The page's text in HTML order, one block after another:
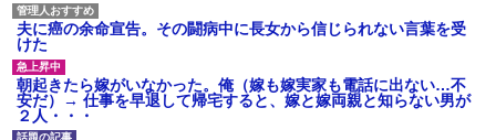
夫に癌の余命宣告。その闘病中に長女から信じられない言葉を受
けた
朝起きたら嫁がいなかった。俺（嫁も嫁実家も電話に出ない…不
安だ）→ 仕事を早退して帰宅すると、嫁と嫁両親と知らない男が
２人・・・